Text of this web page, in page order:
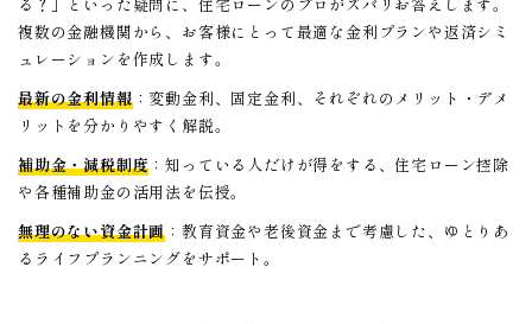
複数の金融機関から、お客様にとって最適な金利プランや返済シミ
ュレーションを作成します。
最新の金利情報：変動金利、固定金利、それぞれのメリット・デメ
リットを分かりやすく解説。
補助金・減税制度 ：知っている人だけが得をする、住宅ローン控除
や各種補助金の活用法を伝授。
無理のない資金計画 ：教育資金や老後資金まで考慮した、ゆとりあ
るライフプランニングをサポート。